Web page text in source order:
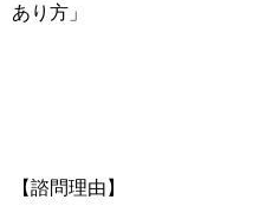
あり方」
【諮問理由】